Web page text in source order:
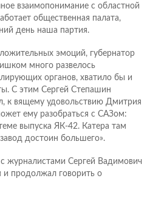
взаимопонимание с областной
общественная палата,
день наша партия.
эмоций, губернатор
много развелось
органов, хватило бы и
С этим Сергей Степашин
к вящему удовольствию Дмитрия
ему разобраться с САЗом:
выпуска ЯК-42. Катера там
достоин большего».
с журналистами Сергей Вадимович
и продолжал говорить о